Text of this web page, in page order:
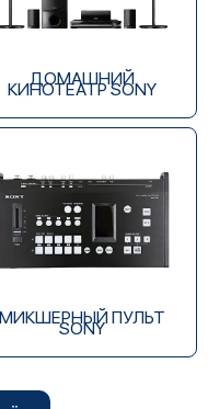
ДОМАШНИЙ
КИНОТЕАТР SONY
МИКШЕРНЫЙ ПУЛЬТ
SONY